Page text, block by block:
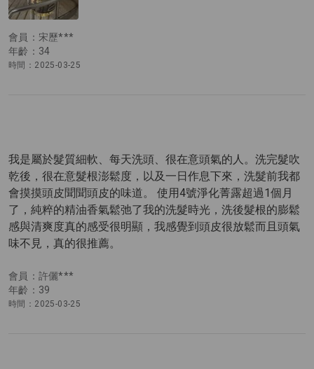
會員：宋歷***
年齡：34
時間：2025-03-25
會員：許儷***
年齡：39
時間：2025-03-25
我是屬於髮質細軟、每天洗頭、很在意頭氣的人。洗完髮吹
乾後，很在意髮根澎鬆度，以及一日作息下來，洗髮前我都
會摸摸頭皮聞聞頭皮的味道。 使用4號淨化菁露超過1個月
了，純粹的精油香氣鬆弛了我的洗髮時光，洗後髮根的膨鬆
感與清爽度真的感受很明顯，我感覺到頭皮很放鬆而且頭氣
味不見，真的很推薦。